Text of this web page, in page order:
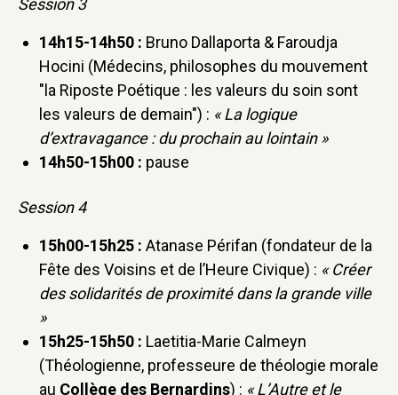
Session 3
14h15-14h50 : Bruno Dallaporta & Faroudja
Hocini (Médecins, philosophes du mouvement
"la Riposte Poétique : les valeurs du soin sont
les valeurs de demain") : « La logique
d’extravagance : du prochain au lointain »
14h50-15h00 : pause
Session 4
15h00-15h25 : Atanase Périfan (fondateur de la
Fête des Voisins et de l’Heure Civique) : « Créer
des solidarités de proximité dans la grande ville
»
15h25-15h50 : Laetitia-Marie Calmeyn
(Théologienne, professeure de théologie morale
au Collège des Bernardins) : « L’Autre et le